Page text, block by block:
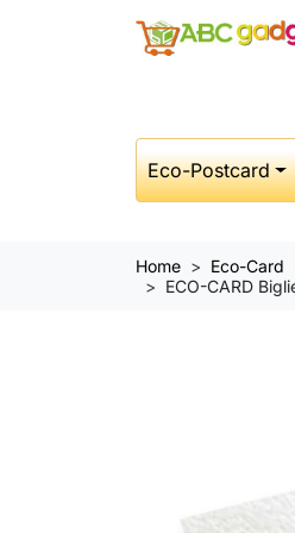
Eco-Postcard
Home Eco-Card
ECO-CARD